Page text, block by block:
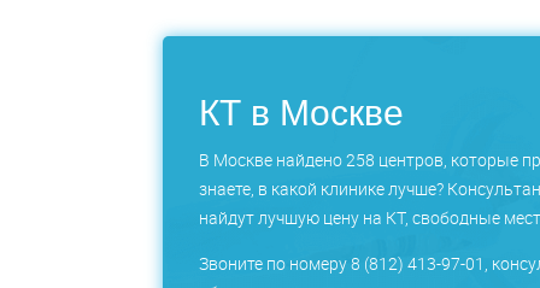
КТ в Москве
В Москве найдено 258 центров, которые
знаете, в какой клинике лучше?
найдут лучшую цену на КТ, свободные
Звоните по номеру 8 (812) 413-97-01,